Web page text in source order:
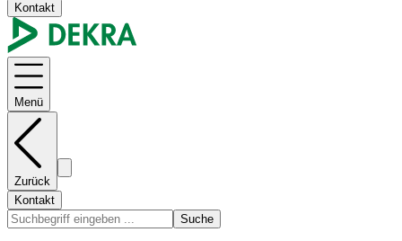
Kontakt
Menü
Zurück
Kontakt
Suche